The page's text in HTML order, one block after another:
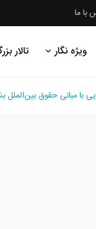
با ما
ویژه نگار تالار
با مبانی حقوق بین‌الملل